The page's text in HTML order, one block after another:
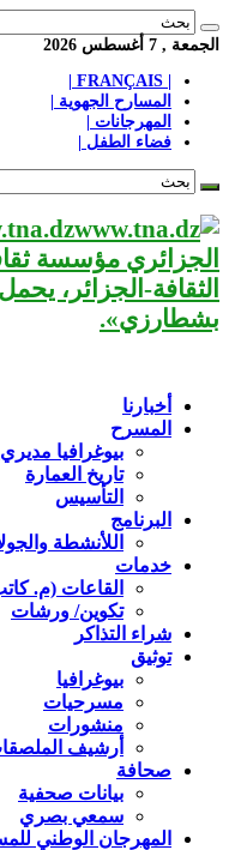
الجمعة , 7 أغسطس 2026
المسارح الجهوية |
المهرجانات |
فضاء الطفل |
الجزائري مؤسسة
الثقافة-الجزائر،
بشطارزي».
أخبارنا
المسرح
بيوغرافيا
تاريخ العمارة
التأسيس
البرنامج
اللأنشطة
خدمات
القاعات (م.
تكوين/ ورشات
شراء التذاكر
توثيق
بيوغرافيا
مسرحيات
منشورات
أرشيف
صحافة
بيانات صحفية
سمعي بصري
المهرجان الوطني